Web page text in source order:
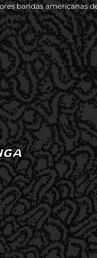
bandas americanas